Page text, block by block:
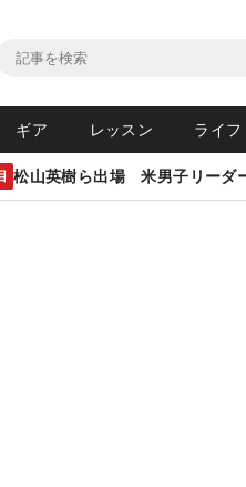
ギア レッスン ライフ
松山英樹ら出場 米男子リーダ